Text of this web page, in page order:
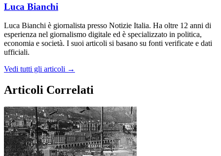
Luca Bianchi
Luca Bianchi è giornalista presso Notizie Italia. Ha oltre 12 anni di
esperienza nel giornalismo digitale ed è specializzato in politica,
economia e società. I suoi articoli si basano su fonti verificate e dati
ufficiali.
Vedi tutti gli articoli →
Articoli Correlati